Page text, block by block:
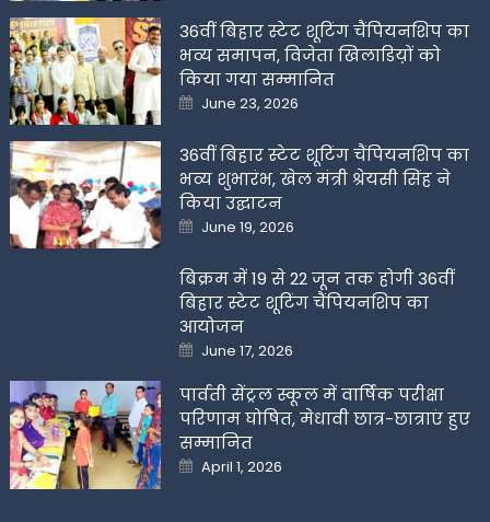
36वीं बिहार स्टेट शूटिंग चैंपियनशिप का
भव्य समापन, विजेता खिलाडिय़ों को
किया गया सम्मानित
Posted
on
June 23, 2026
36वीं बिहार स्टेट शूटिंग चैंपियनशिप का
भव्य शुभारंभ, खेल मंत्री श्रेयसी सिंह ने
किया उद्घाटन
Posted
on
June 19, 2026
बिक्रम में 19 से 22 जून तक होगी 36वीं
बिहार स्टेट शूटिंग चैंपियनशिप का
आयोजन
Posted
on
June 17, 2026
पार्वती सेंट्रल स्कूल में वार्षिक परीक्षा
परिणाम घोषित, मेधावी छात्र-छात्राएं हुए
सम्मानित
Posted
on
April 1, 2026